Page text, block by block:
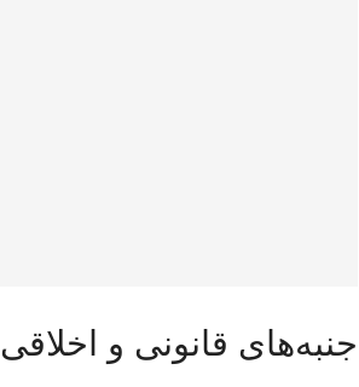
جنبه‌های قانونی و اخلاقی